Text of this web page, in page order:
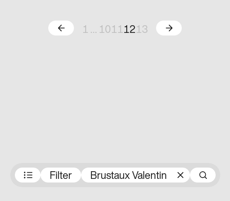
Preisträger:innen
Filter Brustaux Valentin
Zurück
1 … 10111213